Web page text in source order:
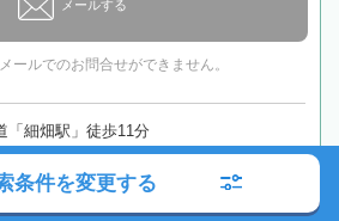
メールする
ールでのお問合せができません。
「細畑駅」徒歩11分
岐阜県羽島郡岐南町八剣北4-111 奥田ビ
地図
条件を変更する